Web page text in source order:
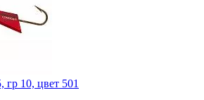
гр 10, цвет 501